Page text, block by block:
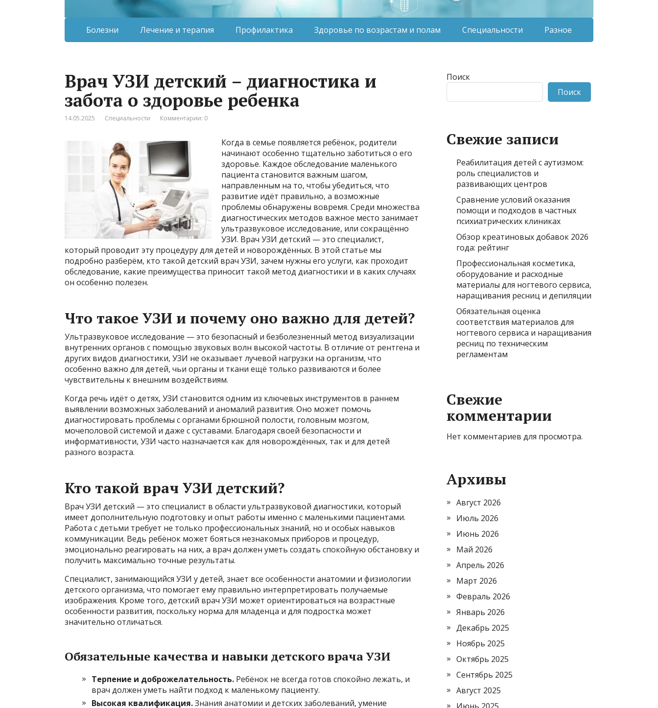
Болезни Лечение и терапия Профилактика Здоровье по возрастам и полам Специальности Разное
Врач УЗИ детский – диагностика и
забота о здоровье ребенка
14.05.2025 Специальности Комментарии: 0
Когда в семье появляется ребёнок, родители
начинают особенно тщательно заботиться о его
здоровье. Каждое обследование маленького
пациента становится важным шагом,
направленным на то, чтобы убедиться, что
развитие идёт правильно, а возможные
проблемы обнаружены вовремя. Среди множества
диагностических методов важное место занимает
ультразвуковое исследование, или сокращённо
УЗИ. Врач УЗИ детский — это специалист,
который проводит эту процедуру для детей и новорождённых. В этой статье мы
подробно разберём, кто такой детский врач УЗИ, зачем нужны его услуги, как проходит
обследование, какие преимущества приносит такой метод диагностики и в каких случаях
он особенно полезен.
Что такое УЗИ и почему оно важно для детей?
Ультразвуковое исследование — это безопасный и безболезненный метод визуализации
внутренних органов с помощью звуковых волн высокой частоты. В отличие от рентгена и
других видов диагностики, УЗИ не оказывает лучевой нагрузки на организм, что
особенно важно для детей, чьи органы и ткани ещё только развиваются и более
чувствительны к внешним воздействиям.
Когда речь идёт о детях, УЗИ становится одним из ключевых инструментов в раннем
выявлении возможных заболеваний и аномалий развития. Оно может помочь
диагностировать проблемы с органами брюшной полости, головным мозгом,
мочеполовой системой и даже с суставами. Благодаря своей безопасности и
информативности, УЗИ часто назначается как для новорождённых, так и для детей
разного возраста.
Кто такой врач УЗИ детский?
Врач УЗИ детский — это специалист в области ультразвуковой диагностики, который
имеет дополнительную подготовку и опыт работы именно с маленькими пациентами.
Работа с детьми требует не только профессиональных знаний, но и особых навыков
коммуникации. Ведь ребёнок может бояться незнакомых приборов и процедур,
эмоционально реагировать на них, а врач должен уметь создать спокойную обстановку и
получить максимально точные результаты.
Специалист, занимающийся УЗИ у детей, знает все особенности анатомии и физиологии
детского организма, что помогает ему правильно интерпретировать получаемые
изображения. Кроме того, детский врач УЗИ может ориентироваться на возрастные
особенности развития, поскольку норма для младенца и для подростка может
значительно отличаться.
Обязательные качества и навыки детского врача УЗИ
Терпение и доброжелательность. Ребёнок не всегда готов спокойно лежать, и
врач должен уметь найти подход к маленькому пациенту.
Высокая квалификация.Знания анатомии и детских заболеваний, умение
Поиск
Поиск
Свежие записи
Реабилитация детей с аутизмом:
роль специалистов и
развивающих центров
Сравнение условий оказания
помощи и подходов в частных
психиатрических клиниках
Обзор креатиновых добавок 2026
года: рейтинг
Профессиональная косметика,
оборудование и расходные
материалы для ногтевого сервиса,
наращивания ресниц и депиляции
Обязательная оценка
соответствия материалов для
ногтевого сервиса и наращивания
ресниц по техническим
регламентам
Свежие
комментарии
Нет комментариев для просмотра.
Архивы
Август 2026
Июль 2026
Июнь 2026
Май 2026
Апрель 2026
Март 2026
Февраль 2026
Январь 2026
Декабрь 2025
Ноябрь 2025
Октябрь 2025
Сентябрь 2025
Август 2025